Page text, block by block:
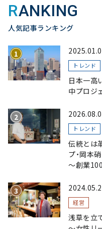
RANKING
人気記事ランキング
トレンド
日本一高
中プロジ
トレンド
伝統とは
プ・岡本
～創業
略～
経営
浅草を立